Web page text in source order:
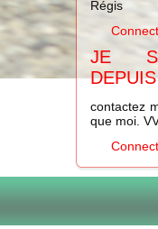
Régis
JE
contactez
que moi.